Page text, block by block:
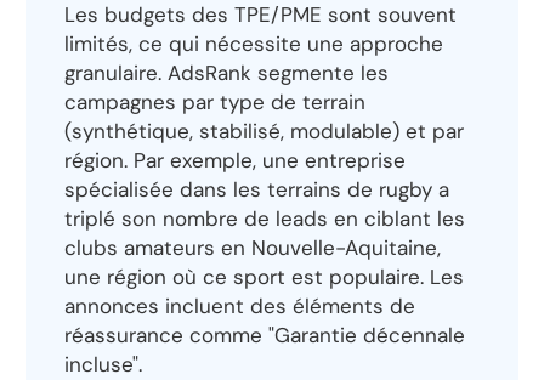
Les budgets des TPE/PME sont souvent
limités, ce qui nécessite une approche
granulaire. AdsRank segmente les
campagnes par type de terrain
(synthétique, stabilisé, modulable) et par
région. Par exemple, une entreprise
spécialisée dans les terrains de rugby a
triplé son nombre de leads en ciblant les
clubs amateurs en Nouvelle-Aquitaine,
une région où ce sport est populaire. Les
annonces incluent des éléments de
réassurance comme "Garantie décennale
incluse".